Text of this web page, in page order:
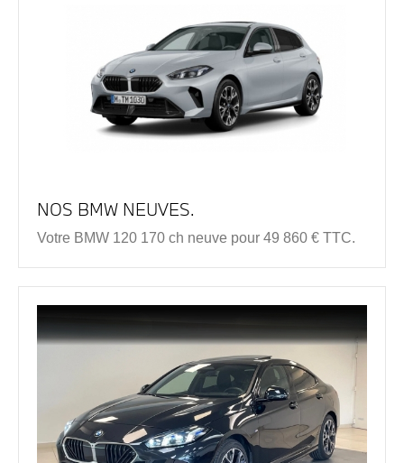
NOS BMW NEUVES.
Votre BMW 120 170 ch neuve pour 49 860 € TTC.